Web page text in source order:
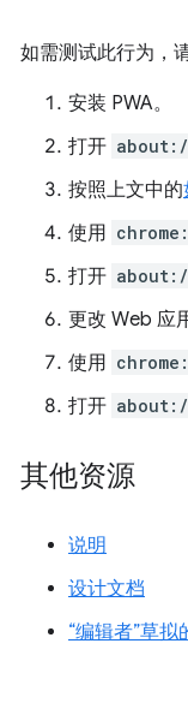
如需测试此行为，
安装 PWA。
打开
按照上文中的
使用
打开
更改 Web 应
使用
打开
其他资源
说明
设计文档
“编辑者”草